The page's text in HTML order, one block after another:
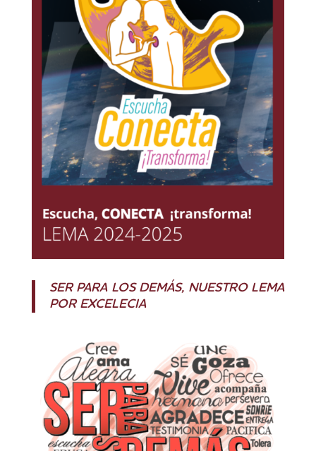
SER PARA LOS DEMÁS, NUESTRO LEMA
POR EXCELECIA